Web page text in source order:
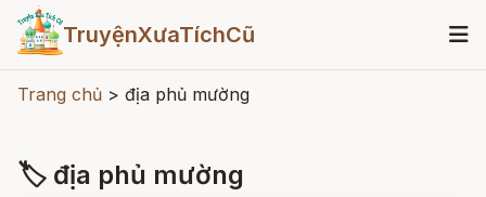
TruyệnXưaTíchCũ
Trang chủ > địa phủ mường
🏷 địa phủ mường